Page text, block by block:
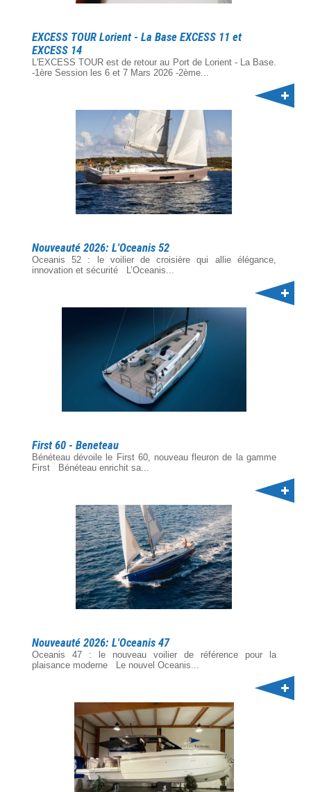
EXCESS TOUR Lorient - La Base EXCESS 11 et
EXCESS 14
L'EXCESS TOUR est de retour au Port de Lorient - La Base.
-1ère Session les 6 et 7 Mars 2026 -2ème...
Nouveauté 2026: L'Oceanis 52
Oceanis 52 : le voilier de croisière qui allie élégance,
innovation et sécurité L’Oceanis...
First 60 - Beneteau
Bénéteau dévoile le First 60, nouveau fleuron de la gamme
First Bénéteau enrichit sa...
Nouveauté 2026: L'Oceanis 47
Oceanis 47 : le nouveau voilier de référence pour la
plaisance moderne Le nouvel Oceanis...